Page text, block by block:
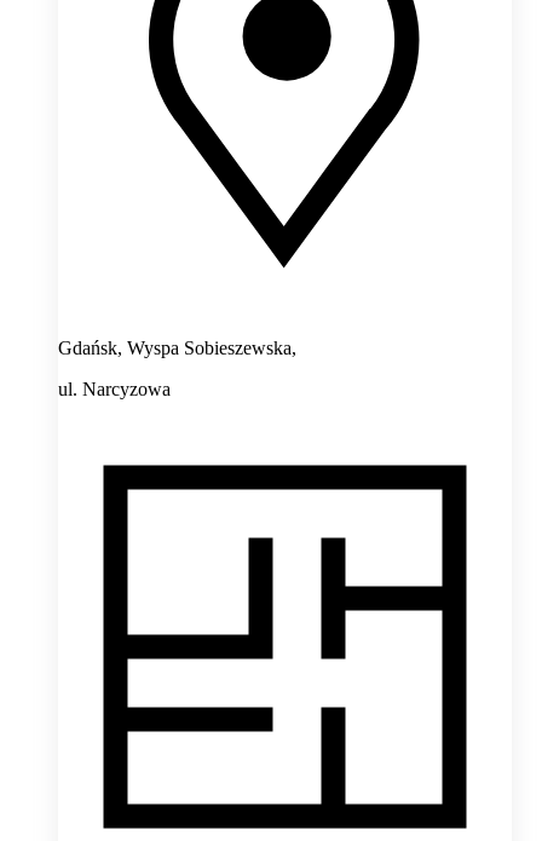
Gdańsk, Wyspa Sobieszewska,
ul. Narcyzowa